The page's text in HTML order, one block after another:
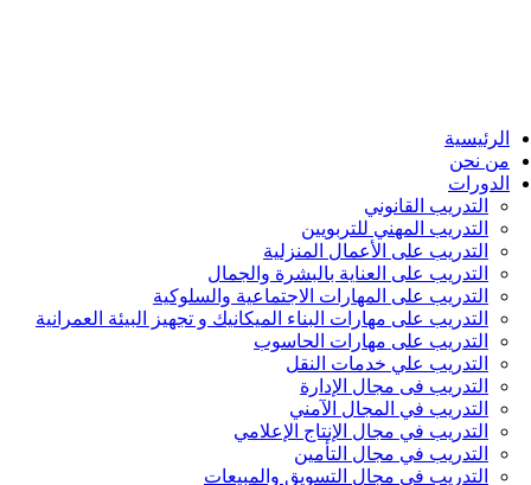
الرئيسية
من نحن
الدورات
التدريب القانوني
التدريب المهني للتربويين
التدريب على الأعمال المنزلية
التدريب على العناية بالبشرة والجمال
التدريب على المهارات الاجتماعية والسلوكية
التدريب على مهارات البناء الميكانيك و تجهيز البيئة العمرانية
التدريب على مهارات الحاسوب
التدريب علي خدمات النقل
التدريب فى مجال الإدارة
التدريب في المجال الآمني
التدريب في مجال الإنتاج الإعلامي
التدريب في مجال التأمين
التدريب في مجال التسويق والمبيعات